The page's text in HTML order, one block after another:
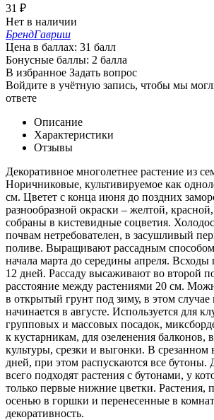
31 ₽
Нет в наличии
БрендГавриш
Цена в баллах: 31 балл
Бонусные баллы: 2 балла
В избранное Задать вопрос
Войдите в учётную запись, чтобы мы
ответе
Описание
Характеристики
Отзывы
Декоративное многолетнее растение из
Норичниковые, культивируемое как
см. Цветет с конца июня до поздних
разнообразной окраски – желтой,
собраны в кистевидные соцветия.
почвам нетребователен, в засушливый
поливе. Выращивают рассадным
начала марта до середины апреля. Всходы
12 дней. Рассаду высаживают во второй
расстояние между растениями 20 см.
в открытый грунт под зиму, в этом случае
начинается в августе. Используется для
групповых и массовых посадок,
к кустарникам, для озеленения балконов,
культуры, срезки и выгонки. В срезанном
дней, при этом распускаются все бутоны.
всего подходят растения с бутонами, у
только первые нижние цветки. Растения,
осенью в горшки и перенесенные в
декоративность.